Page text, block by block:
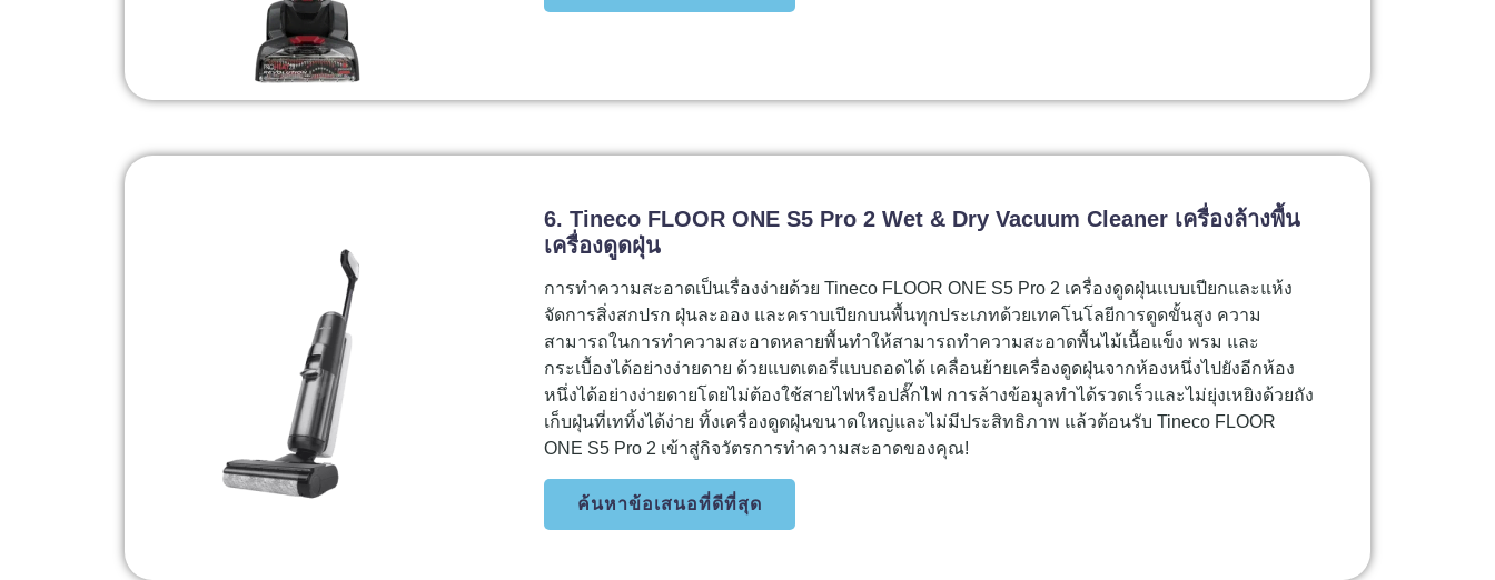
6. Tineco FLOOR ONE S5 Pro 2 Wet & Dry Vacuum Cleaner เครื่องล้างพื้น
เครื่องดูดฝุ่น
การทำความสะอาดเป็นเรื่องง่ายด้วย Tineco FLOOR ONE S5 Pro 2 เครื่องดูดฝุ่นแบบเปียกและแห้ง
จัดการสิ่งสกปรก ฝุ่นละออง และคราบเปียกบนพื้นทุกประเภทด้วยเทคโนโลยีการดูดขั้นสูง ความ
สามารถในการทำความสะอาดหลายพื้นทำให้สามารถทำความสะอาดพื้นไม้เนื้อแข็ง พรม และ
กระเบื้องได้อย่างง่ายดาย ด้วยแบตเตอรี่แบบถอดได้ เคลื่อนย้ายเครื่องดูดฝุ่นจากห้องหนึ่งไปยังอีกห้อง
หนึ่งได้อย่างง่ายดายโดยไม่ต้องใช้สายไฟหรือปลั๊กไฟ การล้างข้อมูลทำได้รวดเร็วและไม่ยุ่งเหยิงด้วยถัง
เก็บฝุ่นที่เททิ้งได้ง่าย ทิ้งเครื่องดูดฝุ่นขนาดใหญ่และไม่มีประสิทธิภาพ แล้วต้อนรับ Tineco FLOOR
ONE S5 Pro 2 เข้าสู่กิจวัตรการทำความสะอาดของคุณ!
ค้นหาข้อเสนอที่ดีที่สุด